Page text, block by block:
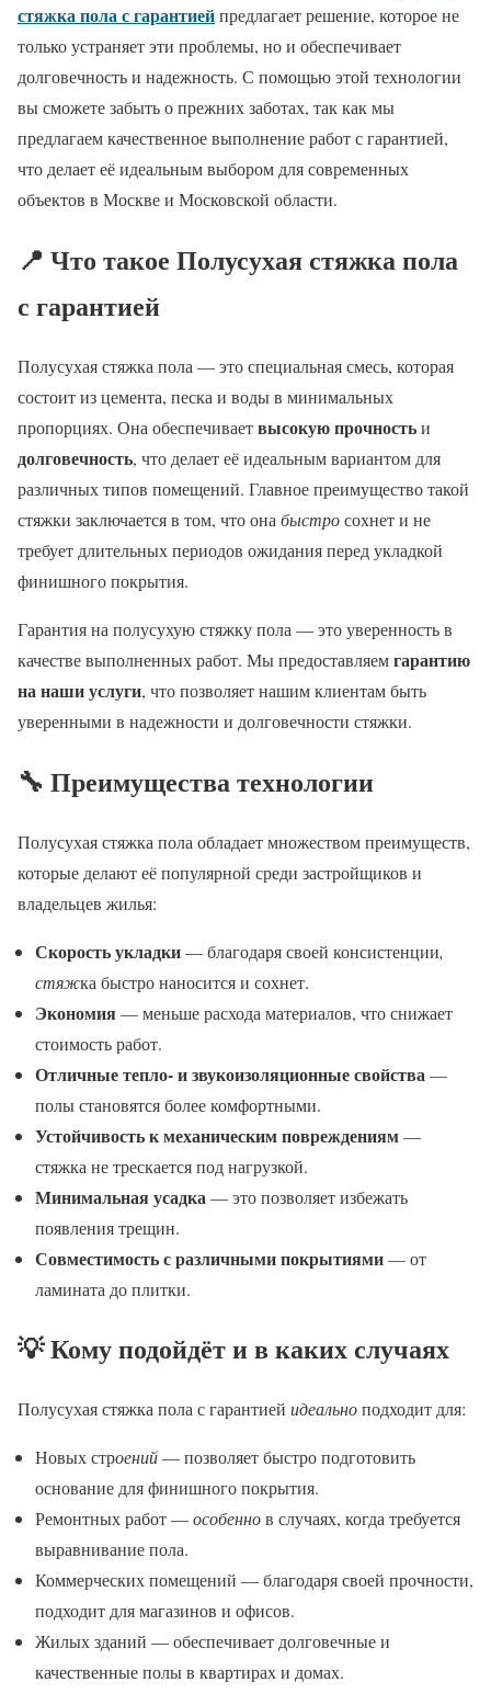
стяжка пола с гарантиейпредлагает решение, которое не
только устраняет эти проблемы, но и обеспечивает
долговечность и надежность. С помощью этой технологии
вы сможете забыть о прежних заботах, так как мы
предлагаем качественное выполнение работ с гарантией,
что делает её идеальным выбором для современных
объектов в Москве и Московской области.
📍 Что такое Полусухая стяжка пола
с гарантией
Полусухая стяжка пола — это специальная смесь, которая
состоит из цемента, песка и воды в минимальных
пропорциях. Она обеспечиваетвысокую прочностьи
долговечность, что делает её идеальным вариантом для
различных типов помещений. Главное преимущество такой
стяжки заключается в том, что она быстросохнет и не
требует длительных периодов ожидания перед укладкой
финишного покрытия.
Гарантия на полусухую стяжку пола — это уверенность в
качестве выполненных работ. Мы предоставляемгарантию
на наши услуги, что позволяет нашим клиентам быть
уверенными в надежности и долговечности стяжки.
🔧 Преимущества технологии
Полусухая стяжка пола обладает множеством преимуществ,
которые делают её популярной среди застройщиков и
владельцев жилья:
Скорость укладки— благодаря своей консистенции,
стяжка быстро наносится и сохнет.
Экономия— меньше расхода материалов, что снижает
стоимость работ.
Отличные тепло- и звукоизоляционные свойства —
полы становятся более комфортными.
Устойчивость к механическим повреждениям—
стяжка не трескается под нагрузкой.
Минимальная усадка — это позволяет избежать
появления трещин.
Совместимость с различными покрытиями— от
ламината до плитки.
💡 Кому подойдёт и в каких случаях
Полусухая стяжка пола с гарантией идеальноподходит для:
Новых строений— позволяет быстро подготовить
основание для финишного покрытия.
Ремонтных работ —особеннов случаях, когда требуется
выравнивание пола.
Коммерческих помещений — благодаря своей прочности,
подходит для магазинов и офисов.
Жилых зданий — обеспечивает долговечные и
качественные полы в квартирах и домах.